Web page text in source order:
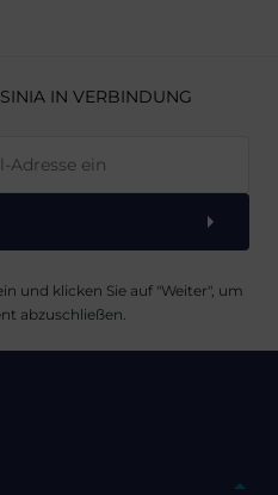
IN VERBINDUNG
und klicken Sie auf "Weiter", um
abzuschließen.